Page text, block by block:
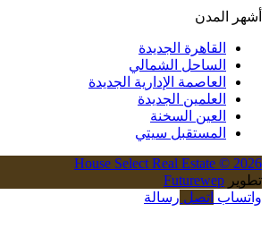
أشهر المدن
القاهرة الجديدة
الساحل الشمالي
العاصمة الإدارية الجديدة
العلمين الجديدة
العين السخنة
المستقبل سيتي
House Select Real Estate © 2026
تطوير Futurewep
واتساب اتصل رسالة